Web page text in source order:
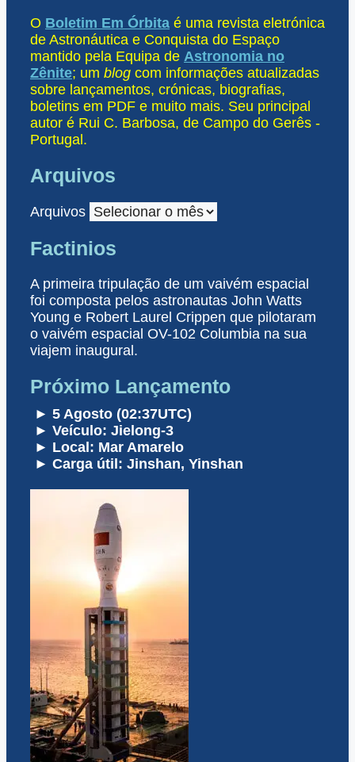
O Boletim Em Órbita é uma revista eletrónica
de Astronáutica e Conquista do Espaço
mantido pela Equipa de Astronomia no
Zênite; um blog com informações atualizadas
sobre lançamentos, crónicas, biografias,
boletins em PDF e muito mais. Seu principal
autor é Rui C. Barbosa, de Campo do Gerês -
Portugal.
Arquivos
Arquivos
Factinios
A primeira tripulação de um vaivém espacial
foi composta pelos astronautas John Watts
Young e Robert Laurel Crippen que pilotaram
o vaivém espacial OV-102 Columbia na sua
viajem inaugural.
Próximo Lançamento
► 5 Agosto (02:37UTC)
► Veículo: Jielong-3
► Local: Mar Amarelo
► Carga útil: Jinshan, Yinshan